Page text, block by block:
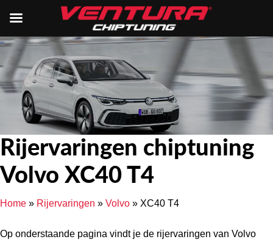
Rijervaringen chiptuning
Volvo XC40 T4
Home » Rijervaringen » Volvo » XC40 T4
Op onderstaande pagina vindt je de rijervaringen van Volvo